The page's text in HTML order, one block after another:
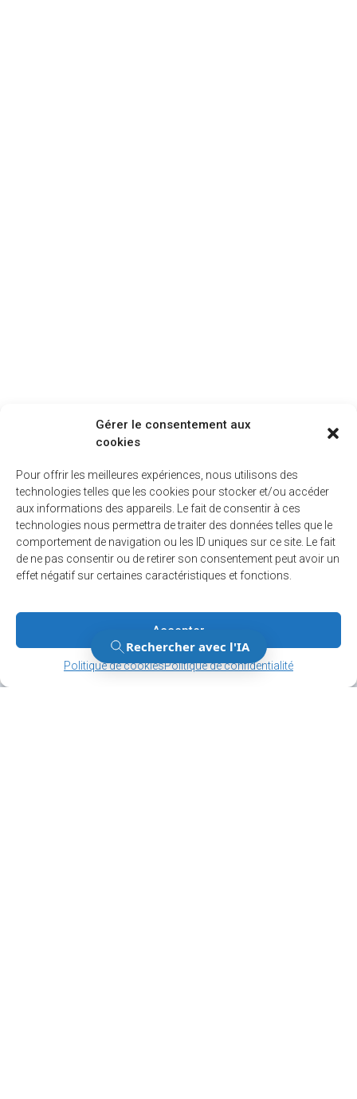
Gérer le consentement aux
cookies
Pour offrir les meilleures expériences, nous utilisons des
technologies telles que les cookies pour stocker et/ou accéder
aux informations des appareils. Le fait de consentir à ces
technologies nous permettra de traiter des données telles que le
comportement de navigation ou les ID uniques sur ce site. Le fait
de ne pas consentir ou de retirer son consentement peut avoir un
effet négatif sur certaines caractéristiques et fonctions.
Accepter
Politique de cookiesPolitique de confidentialité
Gérer le consentement
Gérer le consentement